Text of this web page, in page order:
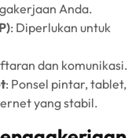
Anda.
: Diperlukan untuk
dan komunikasi.
: Ponsel pintar, tablet,
yang stabil.